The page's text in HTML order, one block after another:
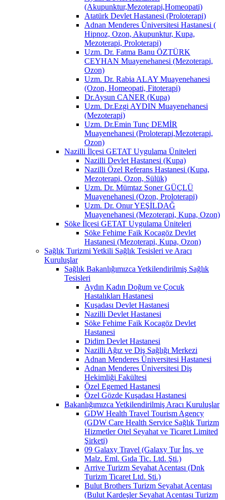
(Akupunktur,Mezoterapi,Homeopati)
Atatürk Devlet Hastanesi (Proloterapi)
Adnan Menderes Üniversitesi Hastanesi (
Hipnoz, Ozon, Akupunktur, Kupa,
Mezoterapi, Proloterapi)
Uzm. Dr. Fatma Banu ÖZTÜRK
CEYHAN Muayenehanesi (Mezoterapi,
Ozon)
Uzm. Dr. Rabia ALAY Muayenehanesi
(Ozon, Homeopati, Fitoterapi)
Dr.Aysun CANER (Kupa)
Uzm. Dr.Ezgi AYDIN Muayenehanesi
(Mezoterapi)
Uzm. Dr.Emin Tunç DEMİR
Muayenehanesi (Proloterapi,Mezoterapi,
Ozon)
Nazilli İlçesi GETAT Uygulama Üniteleri
Nazilli Devlet Hastanesi (Kupa)
Nazilli Özel Referans Hastanesi (Kupa,
Mezoterapi, Ozon, Sülük)
Uzm. Dr. Mümtaz Soner GÜÇLÜ
Muayenehanesi (Ozon, Proloterapi)
Uzm. Dr. Onur YEŞİLDAĞ
Muayenehanesi (Mezoterapi, Kupa, Ozon)
Söke İlçesi GETAT Uygulama Üniteleri
Söke Fehime Faik Kocagöz Devlet
Hastanesi (Mezoterapi, Kupa, Ozon)
Sağlık Turizmi Yetkili Sağlık Tesisleri ve Aracı
Kuruluşlar
Sağlık Bakanlığımızca Yetkilendirilmiş Sağlık
Tesisleri
Aydın Kadın Doğum ve Çocuk
Hastalıkları Hastanesi
Kuşadası Devlet Hastanesi
Nazilli Devlet Hastanesi
Söke Fehime Faik Kocagöz Devlet
Hastanesi
Didim Devlet Hastanesi
Nazilli Ağız ve Diş Sağlığı Merkezi
Adnan Menderes Üniversitesi Hastanesi
Adnan Menderes Üniversitesi Diş
Hekimliği Fakültesi
Özel Egemed Hastanesi
Özel Gözde Kuşadası Hastanesi
Bakanlığımızca Yetkilendirilmiş Aracı Kuruluşlar
GDW Health Travel Tourism Agency
(GDW Care Health Service Sağlık Turizm
Hizmetler Otel Seyahat ve Ticaret Limited
Şirketi)
09 Galaxy Travel (Galaxy Tur İnş. ve
Malz. Eml. Gıda Tic. Ltd. Şti.)
Arrive Turizm Seyahat Acentası (Dnk
Turizm Ticaret Ltd. Şti.)
Bulut Brothers Turizm Seyahat Acentası
(Bulut Kardeşler Seyahat Acentası Turizm